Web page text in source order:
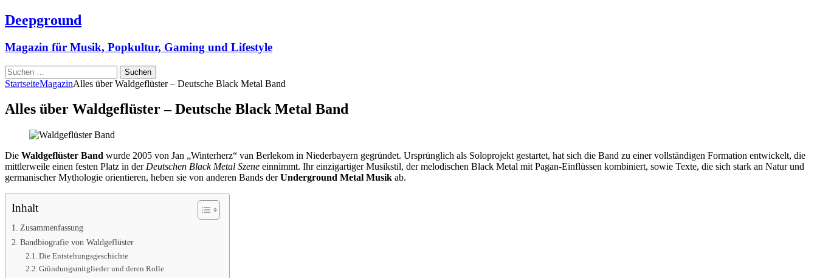
Deepground
Magazin für Musik, Popkultur, Gaming und Lifestyle
Suchen
nach:
StartseiteMagazinAlles über Waldgeflüster – Deutsche Black Metal Band
Alles über Waldgeflüster – Deutsche Black Metal Band
Die Waldgeflüster Band wurde 2005 von Jan „Winterherz“ van Berlekom in Niederbayern gegründet. Ursprünglich als Soloprojekt gestartet, hat sich die Band zu einer vollständigen Formation entwickelt, die
mittlerweile einen festen Platz in der Deutschen Black Metal Szene einnimmt. Ihr einzigartiger Musikstil, der melodischen Black Metal mit Pagan-Einflüssen kombiniert, sowie Texte, die sich stark an Natur und
germanischer Mythologie orientieren, heben sie von anderen Bands derUnderground Metal Musik ab.
Inhalt
Zusammenfassung
Bandbiografie von Waldgeflüster
Die Entstehungsgeschichte
Gründungsmitglieder und deren Rolle